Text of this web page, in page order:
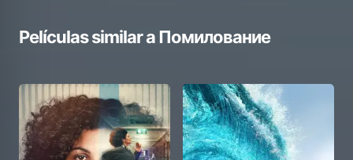
Películas similar aПомилование